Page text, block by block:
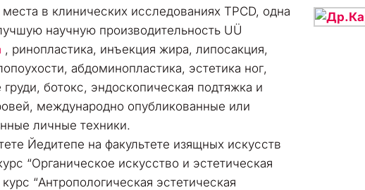
в клинических исследованиях TPCD, одна
научную производительность UÜ
, ринопластика, инъекция жира, липосакция,
абдоминопластика, эстетика ног,
ботокс, эндоскопическая подтяжка и
международно опубликованные или
личные техники.
Йедитепе на факультете изящных искусств
“Органическое искусство и эстетическая
курс “Антропологическая эстетическая